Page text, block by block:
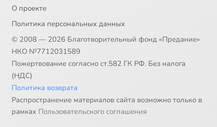
О проекте
Политика персональных данных
© 2008 — 2026 Благотворительный фонд «Предание»
НКО №7712031589
Пожертвование согласно ст.582 ГК РФ. Без налога
(НДС)
Политика возврата
Распространение материалов сайта возможно только в
рамках Пользовательского соглашения